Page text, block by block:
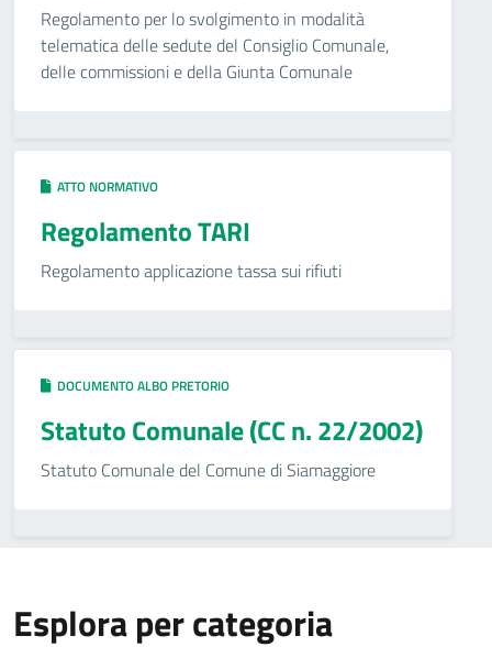
Regolamento per lo svolgimento in modalità
telematica delle sedute del Consiglio Comunale,
delle commissioni e della Giunta Comunale
ATTO NORMATIVO
Regolamento TARI
Regolamento applicazione tassa sui rifiuti
DOCUMENTO ALBO PRETORIO
Statuto Comunale (CC n. 22/2002)
Statuto Comunale del Comune di Siamaggiore
Esplora per categoria